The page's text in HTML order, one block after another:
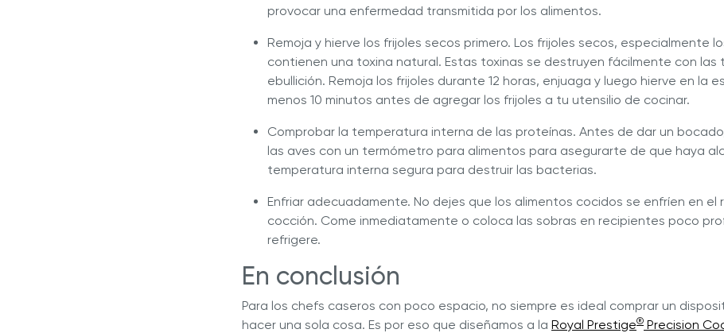
provocar una enfermedad transmitida por los alimentos.
Remoja y hierve los frijoles secos primero. Los frijoles secos, especialmente
contienen una toxina natural. Estas toxinas se destruyen fácilmente con las
ebullición. Remoja los frijoles durante 12 horas, enjuaga y luego hierve en la
menos 10 minutos antes de agregar los frijoles a tu utensilio de cocinar.
Comprobar la temperatura interna de las proteínas. Antes de dar un
las aves con un termómetro para alimentos para asegurarte de que haya
temperatura interna segura para destruir las bacterias.
Enfriar adecuadamente. No dejes que los alimentos cocidos se enfríen en el
cocción. Come inmediatamente o coloca las sobras en recipientes poco
refrigere.
En conclusión
Para los chefs caseros con poco espacio, no siempre es ideal comprar un
hacer una sola cosa. Es por eso que diseñamos a la Royal Prestige® Precision